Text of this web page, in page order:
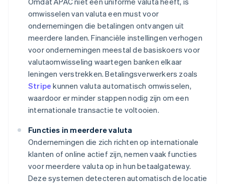
omwisselen van valuta een must voor
ondernemingen die betalingen ontvangen uit
meerdere landen. Financiële instellingen verhogen
voor ondernemingen meestal de basiskoers voor
valutaomwisseling waartegen banken elkaar
leningen verstrekken. Betalingsverwerkers zoals
Stripe kunnen valuta automatisch omwisselen,
waardoor er minder stappen nodig zijn om een
internationale transactie te voltooien.
Functies in meerdere valuta
Ondernemingen die zich richten op internationale
klanten of online actief zijn, nemen vaak functies
voor meerdere valuta op in hun betaalgateway.
Deze systemen detecteren automatisch de locatie